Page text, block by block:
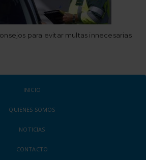
para evitar multas innecesarias
INICIO
QUIENES SOMOS
NOTICIAS
CONTACTO